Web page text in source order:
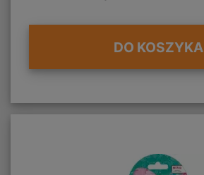
DO KOSZYKA